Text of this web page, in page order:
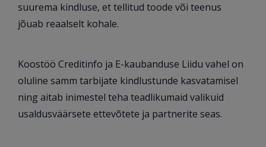
suurema kindluse, et tellitud toode või teenus
jõuab reaalselt kohale.
Koostöö Creditinfo ja E-kaubanduse Liidu vahel on
oluline samm tarbijate kindlustunde kasvatamisel
ning aitab inimestel teha teadlikumaid valikuid
usaldusväärsete ettevõtete ja partnerite seas.